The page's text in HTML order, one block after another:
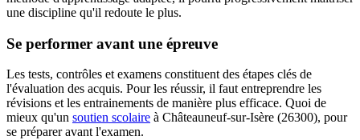
une discipline qu'il redoute le plus.
Se performer avant une épreuve
Les tests, contrôles et examens constituent des étapes clés de
l'évaluation des acquis. Pour les réussir, il faut entreprendre les
révisions et les entrainements de manière plus efficace. Quoi de
mieux qu'un soutien scolaire à Châteauneuf-sur-Isère (26300), pour
se préparer avant l'examen.